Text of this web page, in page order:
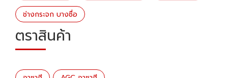
ช่างกระจก บางซื่อ
ตราสินค้า